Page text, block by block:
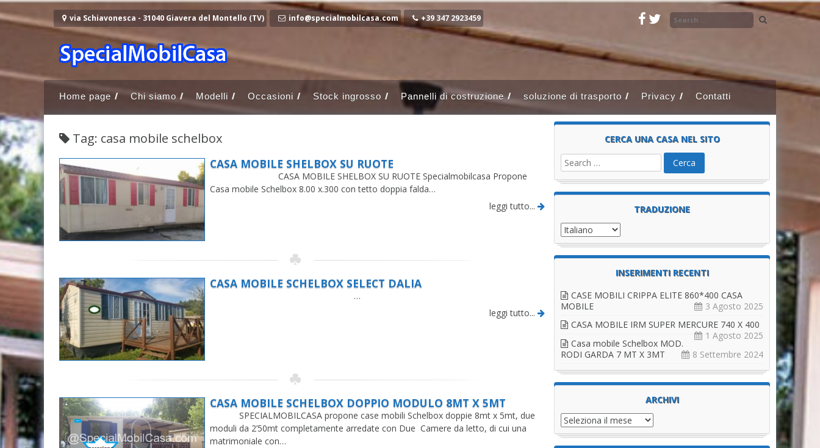
Vai al contenuto
via Schiavonesca - 31040 Giavera del Montello (TV) info@specialmobilcasa.com +39 347 2923459
Home page Chi siamo Modelli Occasioni Stock ingrosso Pannelli di costruzione soluzione di trasporto Privacy Contatti
Tag: casa mobile schelbox
CASA MOBILE SHELBOX SU RUOTE
CASA MOBILE SHELBOX SU RUOTE Specialmobilcasa Propone
Casa mobile Schelbox 8.00 x.300 con tetto doppia falda…
leggi tutto...
CASA MOBILE SCHELBOX SELECT DALIA
…
leggi tutto...
CASA MOBILE SCHELBOX DOPPIO MODULO 8MT X 5MT
SPECIALMOBILCASA propone case mobili Schelbox doppie 8mt x 5mt, due
moduli da 2’50mt completamente arredate con Due Camere da letto, di cui una
matrimoniale con…
CERCA UNA CASA NEL SITO
TRADUZIONE
INSERIMENTI RECENTI
CASE MOBILI CRIPPA ELITE 860*400 CASA
MOBILE
3 Agosto 2025
CASA MOBILE IRM SUPER MERCURE 740 X 400
1 Agosto 2025
Casa mobile Schelbox MOD.
RODI GARDA 7 MT X 3MT
8 Settembre 2024
ARCHIVI
Archivi